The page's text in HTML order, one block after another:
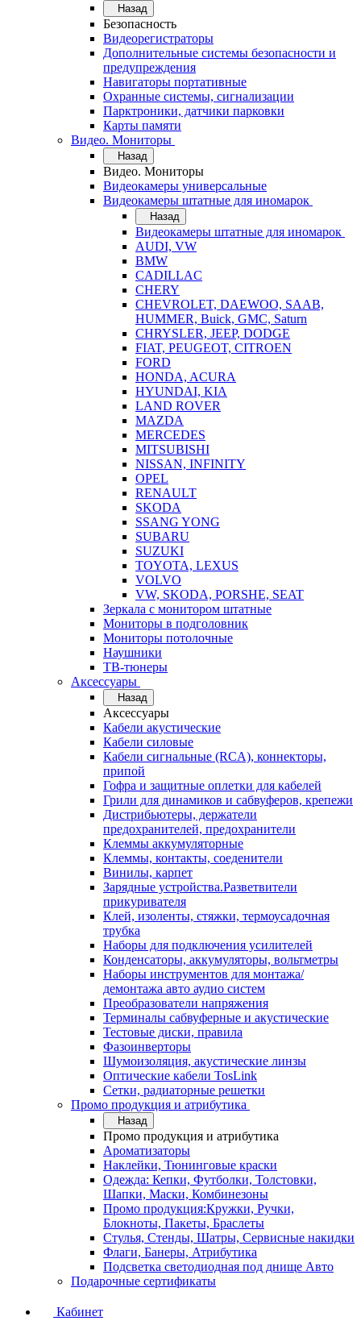
Назад
Безопасность
Видеорегистраторы
Дополнительные системы безопасности и
предупреждения
Навигаторы портативные
Охранные системы, сигнализации
Парктроники, датчики парковки
Карты памяти
Видео. Мониторы
Назад
Видео. Мониторы
Видеокамеры универсальные
Видеокамеры штатные для иномарок
Назад
Видеокамеры штатные для иномарок
AUDI, VW
BMW
CADILLAC
CHERY
CHEVROLET, DAEWOO, SAAB,
HUMMER, Buick, GMC, Saturn
CHRYSLER, JEEP, DODGE
FIAT, PEUGEOT, CITROEN
FORD
HONDA, ACURA
HYUNDAI, KIA
LAND ROVER
MAZDA
MERCEDES
MITSUBISHI
NISSAN, INFINITY
OPEL
RENAULT
SKODA
SSANG YONG
SUBARU
SUZUKI
TOYOTA, LEXUS
VOLVO
VW, SKODA, PORSHE, SEAT
Зеркала с монитором штатные
Мониторы в подголовник
Мониторы потолочные
Наушники
ТВ-тюнеры
Аксессуары
Назад
Аксессуары
Кабели акустические
Кабели силовые
Кабели сигнальные (RCA), коннекторы,
припой
Гофра и защитные оплетки для кабелей
Грили для динамиков и сабвуферов, крепежи
Дистрибьютеры, держатели
предохранителей, предохранители
Клеммы аккумуляторные
Клеммы, контакты, соеденители
Винилы, карпет
Зарядные устройства.Разветвители
прикуривателя
Клей, изоленты, стяжки, термоусадочная
трубка
Наборы для подключения усилителей
Конденсаторы, аккумуляторы, вольтметры
Наборы инструментов для монтажа/
демонтажа авто аудио систем
Преобразователи напряжения
Терминалы сабвуферные и акустические
Тестовые диски, правила
Фазоинверторы
Шумоизоляция, акустические линзы
Оптические кабели TosLink
Сетки, радиаторные решетки
Промо продукция и атрибутика
Назад
Промо продукция и атрибутика
Ароматизаторы
Наклейки, Тюнинговые краски
Одежда: Кепки, Футболки, Толстовки,
Шапки, Маски, Комбинезоны
Промо продукция:Кружки, Ручки,
Блокноты, Пакеты, Браслеты
Стулья, Стенды, Шатры, Сервисные накидки
Флаги, Банеры, Атрибутика
Подсветка светодиодная под днище Авто
Подарочные сертификаты
Кабинет